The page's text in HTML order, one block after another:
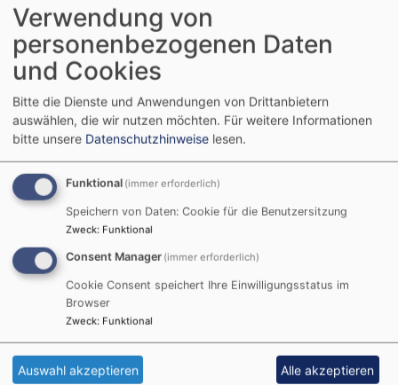
Trauer
Am Lebensende begleiten
wir Sie und Ihre
Angehörigen gern mit
einem Gespräch,
Seelsorge, Gebet.
Wenn Sie wünschen,
können wir eine Aussegnung miteinander gestalten.
Die Gestaltung einer persönlichen und würdigen
Trauerfeier und Beerdigung ist uns wichtig.
In der Regel führen wir bei Ihnen zuhause ein
ausführliches Trauergespräch.
Mittelpunkt und wir überlegen, wie die Trauerfeier
gestaltet werden soll.
Verwendung von
personenbezogenen Daten
und Cookies
Bitte die Dienste und Anwendungen von Drittanbietern
auswählen, die wir nutzen möchten. Für weitere Informationen
bitte unsere Datenschutzhinweise lesen.
Funktional (immer erforderlich)
Speichern von Daten: Cookie für die Benutzersitzung
Zweck: Funktional
Consent Manager (immer erforderlich)
Cookie Consent speichert Ihre Einwilligungsstatus im
Browser
Zweck: Funktional
Auswahl akzeptieren Alle akzeptieren